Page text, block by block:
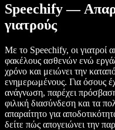
Speechify —
γιατρούς
Με το Speechify, οι γιατροί
φακέλους ασθενών ενώ
χρόνο και μειώνει την
ενημερωμένους. Για όσους
ανάγνωση, παρέχει
φιλική διασύνδεση και τα
απαραίτητο για
δείτε πώς απογειώνει την